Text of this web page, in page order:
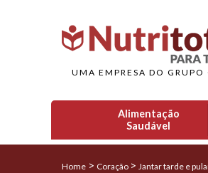
UMA EMPRESA DO GRUPO
Alimentação
Saudável
Home > Coração > Jantar tarde e